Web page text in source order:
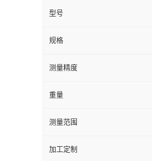
型号
规格
测量精度
重量
测量范围
加工定制